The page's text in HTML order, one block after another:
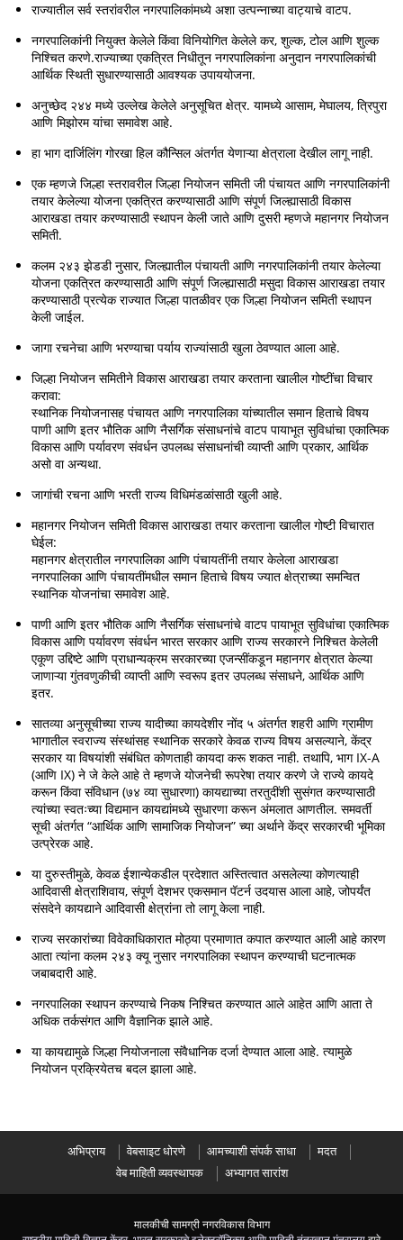
राज्यातील सर्व स्तरांवरील नगरपालिकांमध्ये अशा उत्पन्नाच्या वाट्याचे वाटप.
नगरपालिकांनी नियुक्त केलेले किंवा विनियोगित केलेले कर, शुल्क, टोल आणि शुल्क
निश्चित करणे.राज्याच्या एकत्रित निधीतून नगरपालिकांना अनुदान नगरपालिकांची
आर्थिक स्थिती सुधारण्यासाठी आवश्यक उपाययोजना.
अनुच्छेद २४४ मध्ये उल्लेख केलेले अनुसूचित क्षेत्र. यामध्ये आसाम, मेघालय, त्रिपुरा
आणि मिझोरम यांचा समावेश आहे.
हा भाग दार्जिलिंग गोरखा हिल कौन्सिल अंतर्गत येणाऱ्या क्षेत्राला देखील लागू नाही.
एक म्हणजे जिल्हा स्तरावरील जिल्हा नियोजन समिती जी पंचायत आणि नगरपालिकांनी
तयार केलेल्या योजना एकत्रित करण्यासाठी आणि संपूर्ण जिल्ह्यासाठी विकास
आराखडा तयार करण्यासाठी स्थापन केली जाते आणि दुसरी म्हणजे महानगर नियोजन
समिती.
कलम २४३ झेडडी नुसार, जिल्ह्यातील पंचायती आणि नगरपालिकांनी तयार केलेल्या
योजना एकत्रित करण्यासाठी आणि संपूर्ण जिल्ह्यासाठी मसुदा विकास आराखडा तयार
करण्यासाठी प्रत्येक राज्यात जिल्हा पातळीवर एक जिल्हा नियोजन समिती स्थापन
केली जाईल.
जागा रचनेचा आणि भरण्याचा पर्याय राज्यांसाठी खुला ठेवण्यात आला आहे.
जिल्हा नियोजन समितीने विकास आराखडा तयार करताना खालील गोष्टींचा विचार
करावा:
स्थानिक नियोजनासह पंचायत आणि नगरपालिका यांच्यातील समान हिताचे विषय
पाणी आणि इतर भौतिक आणि नैसर्गिक संसाधनांचे वाटप पायाभूत सुविधांचा एकात्मिक
विकास आणि पर्यावरण संवर्धन उपलब्ध संसाधनांची व्याप्ती आणि प्रकार, आर्थिक
असो वा अन्यथा.
जागांची रचना आणि भरती राज्य विधिमंडळांसाठी खुली आहे.
महानगर नियोजन समिती विकास आराखडा तयार करताना खालील गोष्टी विचारात
घेईल:
महानगर क्षेत्रातील नगरपालिका आणि पंचायतींनी तयार केलेला आराखडा
नगरपालिका आणि पंचायतींमधील समान हिताचे विषय ज्यात क्षेत्राच्या समन्वित
स्थानिक योजनांचा समावेश आहे.
पाणी आणि इतर भौतिक आणि नैसर्गिक संसाधनांचे वाटप पायाभूत सुविधांचा एकात्मिक
विकास आणि पर्यावरण संवर्धन भारत सरकार आणि राज्य सरकारने निश्चित केलेली
एकूण उद्दिष्टे आणि प्राधान्यक्रम सरकारच्या एजन्सींकडून महानगर क्षेत्रात केल्या
जाणाऱ्या गुंतवणुकीची व्याप्ती आणि स्वरूप इतर उपलब्ध संसाधने, आर्थिक आणि
इतर.
सातव्या अनुसूचीच्या राज्य यादीच्या कायदेशीर नोंद ५ अंतर्गत शहरी आणि ग्रामीण
भागातील स्वराज्य संस्थांसह स्थानिक सरकारे केवळ राज्य विषय असल्याने, केंद्र
सरकार या विषयांशी संबंधित कोणताही कायदा करू शकत नाही. तथापि, भाग IX-A
(आणि IX) ने जे केले आहे ते म्हणजे योजनेची रूपरेषा तयार करणे जे राज्ये कायदे
करून किंवा संविधान (७४ व्या सुधारणा) कायद्याच्या तरतुदींशी सुसंगत करण्यासाठी
त्यांच्या स्वतःच्या विद्यमान कायद्यांमध्ये सुधारणा करून अंमलात आणतील. समवर्ती
सूची अंतर्गत “आर्थिक आणि सामाजिक नियोजन” च्या अर्थाने केंद्र सरकारची भूमिका
उत्प्रेरक आहे.
या दुरुस्तीमुळे, केवळ ईशान्येकडील प्रदेशात अस्तित्वात असलेल्या कोणत्याही
आदिवासी क्षेत्राशिवाय, संपूर्ण देशभर एकसमान पॅटर्न उदयास आला आहे, जोपर्यंत
संसदेने कायद्याने आदिवासी क्षेत्रांना तो लागू केला नाही.
राज्य सरकारांच्या विवेकाधिकारात मोठ्या प्रमाणात कपात करण्यात आली आहे कारण
आता त्यांना कलम २४३ क्यू नुसार नगरपालिका स्थापन करण्याची घटनात्मक
जबाबदारी आहे.
नगरपालिका स्थापन करण्याचे निकष निश्चित करण्यात आले आहेत आणि आता ते
अधिक तर्कसंगत आणि वैज्ञानिक झाले आहे.
या कायद्यामुळे जिल्हा नियोजनाला संवैधानिक दर्जा देण्यात आला आहे. त्यामुळे
नियोजन प्रक्रियेतच बदल झाला आहे.
अभिप्राय वेबसाइट धोरणे आमच्याशी संपर्क साधा
मदत
वेब माहिती व्यवस्थापक
अभ्यागत सारांश
मालकीची सामग्री नगरविकास विभाग